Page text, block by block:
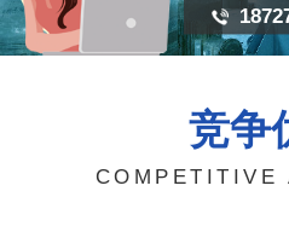
竞争
COMPETITIVE